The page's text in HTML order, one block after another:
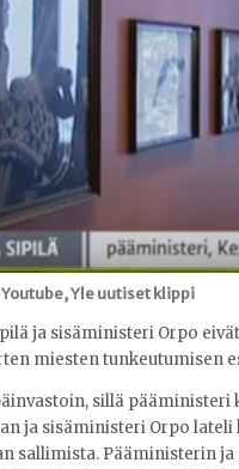
Youtube, Yle uutiset klippi
ja sisäministeri Orpo
miesten tunkeutumisen
sillä pääministeri
ja sisäministeri Orpo
sallimista. Pääministerin